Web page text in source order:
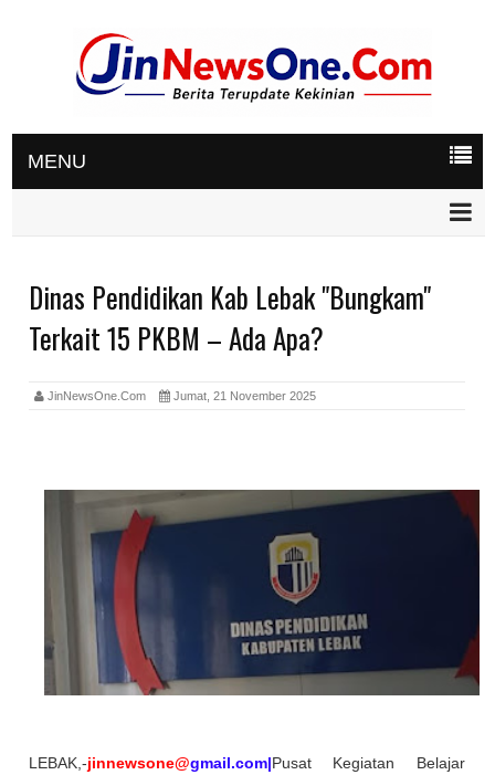
MENU
Dinas Pendidikan Kab Lebak "Bungkam"
Terkait 15 PKBM – Ada Apa?
JinNewsOne.Com Jumat, 21 November 2025
LEBAK,-jinnewsone@gmail.com| Pusat Kegiatan Belajar